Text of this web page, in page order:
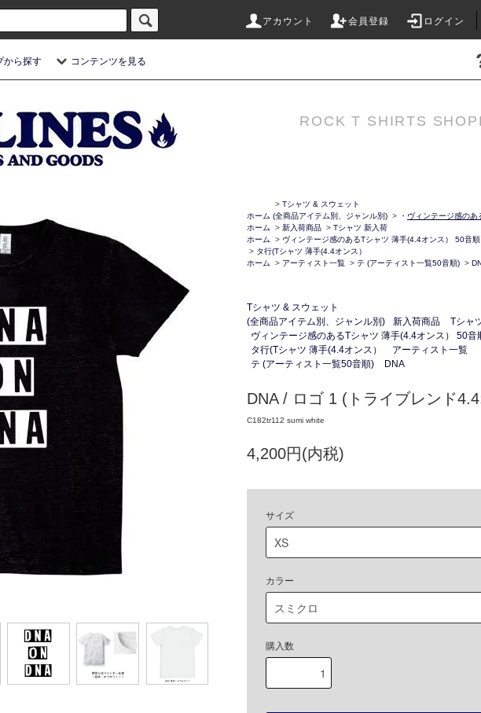
アカウント 会員登録 ログイン
から探す コンテンツを見る
ROCK T SHIRTS
ホーム
> Tシャツ & スウェット
(全商品アイテム別、ジャンル別) > ・ ヴィンテージ感のあ
ホーム
> 新入荷商品 > Tシャツ 新入荷
ホーム
> ヴィンテージ感のあるTシャツ 薄手(4.4オンス） 50音順
> タ行(Tシャツ 薄手(4.4オンス）
ホーム
> アーティスト一覧 > テ (アーティスト一覧50音順) >
Tシャツ & スウェット
(全商品アイテム別、ジャンル別)
新入荷商品
Tシャ
ヴィンテージ感のあるTシャツ 薄手(4.4オンス） 50音
タ行(Tシャツ 薄手(4.4オンス）
アーティスト一覧
テ (アーティスト一覧50音順)
DNA
DNA / ロゴ 1 (トライブレンド
C182tr112 sumi white
4,200円(内税)
サイズ
カラー
購入数